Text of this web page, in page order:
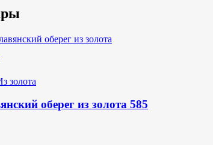
золота
оберег из золота 585